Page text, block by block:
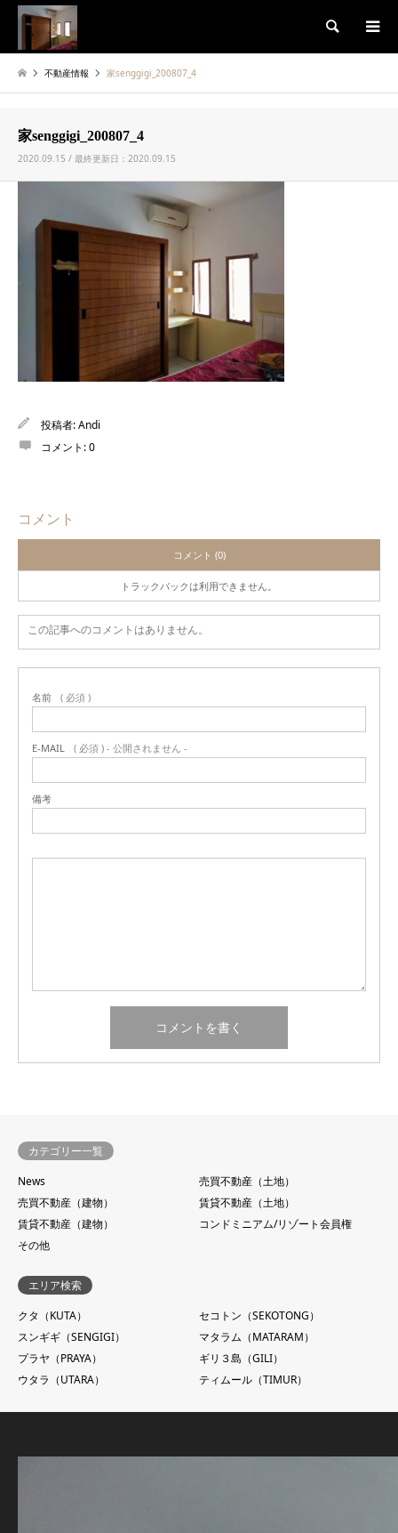
検索
不動産情報 家senggigi_200807_4
家senggigi_200807_4
2020.09.15 / 最終更新日：2020.09.15
投稿者:Andi
コメント:0
コメント
コメント (0)
トラックバックは利用できません。
この記事へのコメントはありません。
名前 ( 必須 )
E-MAIL ( 必須 ) - 公開されません -
備考
カテゴリー一覧
News
売買不動産（土地）
売買不動産（建物）
賃貸不動産（土地）
賃貸不動産（建物）
コンドミニアム/リゾート会員権
その他
エリア検索
クタ（KUTA）
セコトン（SEKOTONG）
スンギギ（SENGIGI）
マタラム（MATARAM）
プラヤ（PRAYA）
ギリ３島（GILI）
ウタラ（UTARA）
ティムール（TIMUR）